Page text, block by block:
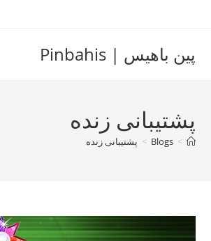
پین باهیس | Pinbahis
پشتیبانی زنده
>
Blogs
> پشتیبانی زنده